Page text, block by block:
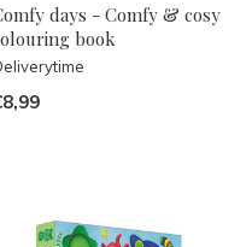
days - Comfy & cosy
book